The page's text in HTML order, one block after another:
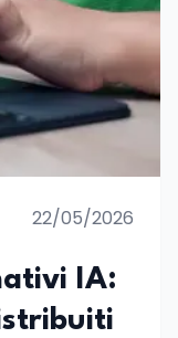
22/05/2026
IA: